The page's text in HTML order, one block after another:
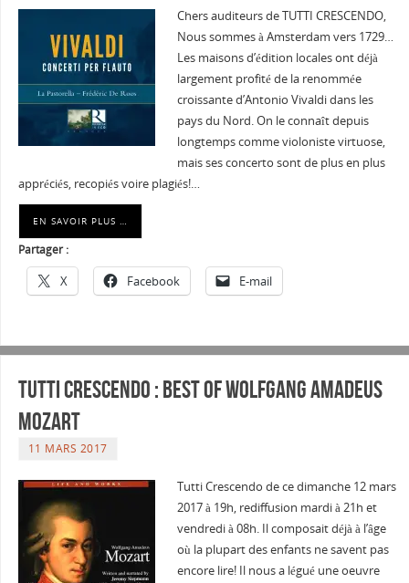
Chers auditeurs de TUTTI CRESCENDO,
Nous sommes à Amsterdam vers 1729…
Les maisons d’édition locales ont déjà
largement profité de la renommée
croissante d’Antonio Vivaldi dans les
pays du Nord. On le connaît depuis
longtemps comme violoniste virtuose,
mais ses concerto sont de plus en plus
appréciés, recopiés voire plagiés!…
EN SAVOIR PLUS …
Partager :
X Facebook E-mail
Tutti Crescendo : Best Of Wolfgang Amadeus
Mozart
11 MARS 2017
Tutti Crescendo de ce dimanche 12 mars
2017 à 19h, rediffusion mardi à 21h et
vendredi à 08h. Il composait déjà à l’âge
où la plupart des enfants ne savent pas
encore lire! Il nous a légué une oeuvre